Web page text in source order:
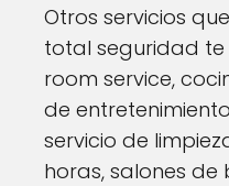
Otros servicios
total seguridad te
room service,
de
servicio de
horas, salones de